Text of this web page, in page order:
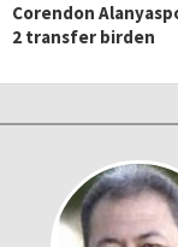
Corendon
2 transfer birden